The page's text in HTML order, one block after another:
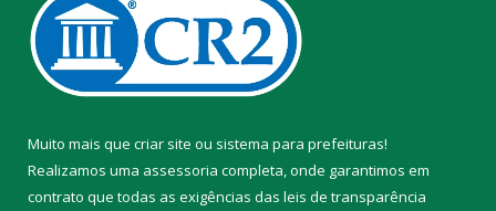
Muito mais que criar site ou sistema para prefeituras!
Realizamos uma assessoria completa, onde garantimos em
contrato que todas as exigências das leis de transparência